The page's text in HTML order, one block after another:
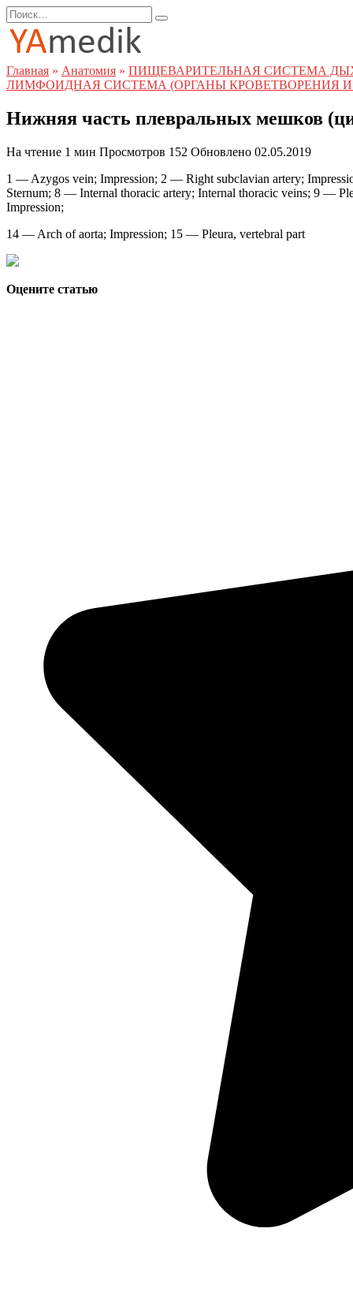
Перейти
к
содержанию
Search
for:
Главная » Анатомия » ПИЩЕВАРИТЕЛЬНАЯ СИСТЕМА
ЛИМФОИДНАЯ СИСТЕМА (ОРГАНЫ КРОВЕТВОРЕНИЯ
Нижняя часть плевральных мешков
На чтение 1 мин Просмотров 152 Обновлено 02.05.2019
1 — Azygos vein; Impression; 2 — Right subclavian artery;
Sternum; 8 — Internal thoracic artery; Internal thoracic veins; 9 —
Impression;
14 — Arch of aorta; Impression; 15 — Pleura, vertebral part
Оцените статью